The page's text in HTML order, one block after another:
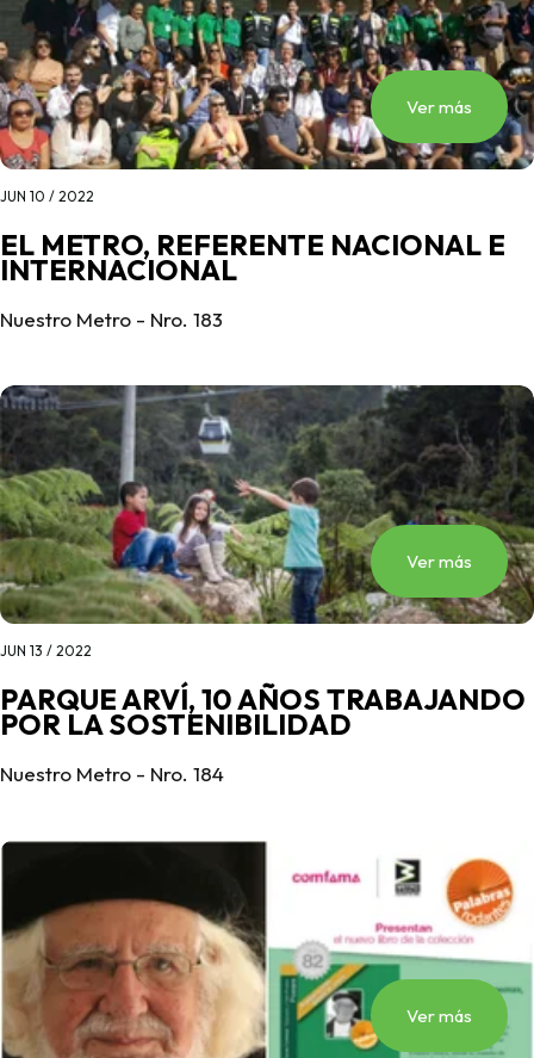
Ver más
JUN 10 / 2022
EL METRO, REFERENTE NACIONAL E
INTERNACIONAL
Nuestro Metro - Nro. 183
Ver más
JUN 13 / 2022
PARQUE ARVÍ, 10 AÑOS TRABAJANDO
POR LA SOSTENIBILIDAD
Nuestro Metro - Nro. 184
Ver más